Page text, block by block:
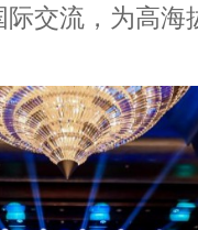
交流，为高海